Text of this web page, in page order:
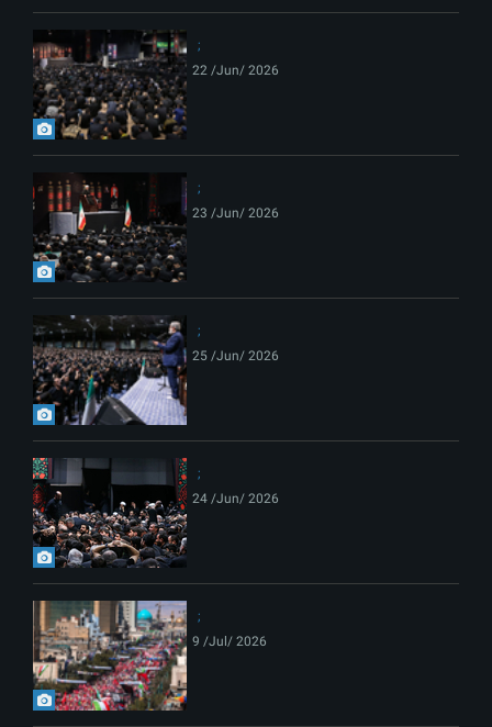
22 /Jun/ 2026
23 /Jun/ 2026
25 /Jun/ 2026
24 /Jun/ 2026
9 /Jul/ 2026